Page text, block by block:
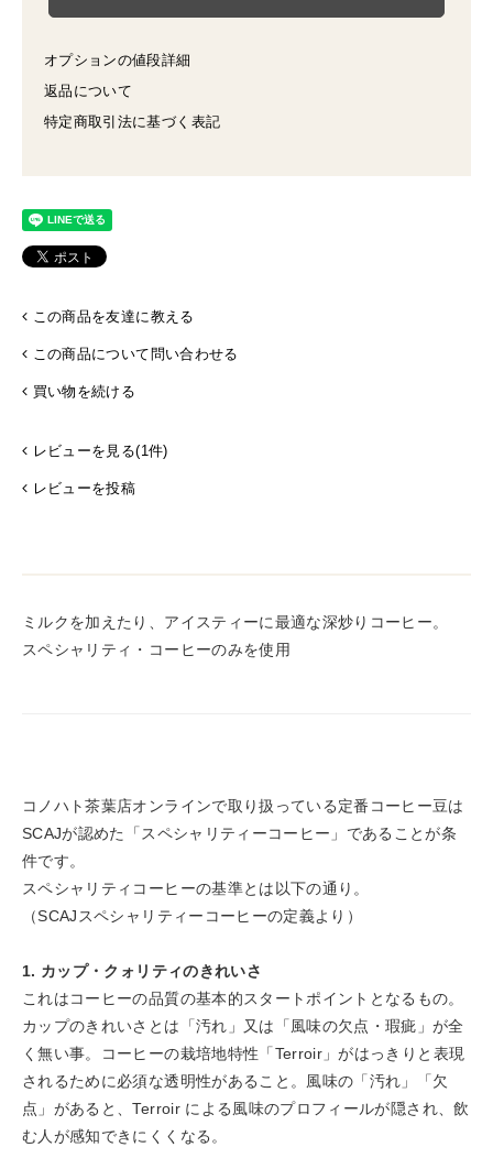
オプションの値段詳細
返品について
特定商取引法に基づく表記
この商品を友達に教える
この商品について問い合わせる
買い物を続ける
レビューを見る(1件)
レビューを投稿
ミルクを加えたり、アイスティーに最適な深炒りコーヒー。
スペシャリティ・コーヒーのみを使用
コノハト茶葉店オンラインで取り扱っている定番コーヒー豆は
SCAJが認めた「スペシャリティーコーヒー」であることが条
件です。
スペシャリティコーヒーの基準とは以下の通り。
（SCAJスペシャリティーコーヒーの定義より）
1. カップ・クォリティのきれいさ
これはコーヒーの品質の基本的スタートポイントとなるもの。
カップのきれいさとは「汚れ」又は「風味の欠点・瑕疵」が全
く無い事。コーヒーの栽培地特性「Terroir」がはっきりと表現
されるために必須な透明性があること。風味の「汚れ」「欠
点」があると、Terroir による風味のプロフィールが隠され、飲
む人が感知できにくくなる。